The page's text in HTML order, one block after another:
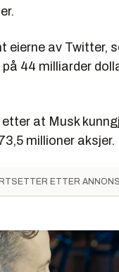
av Twitter,
44 milliarder
at Musk
millioner aksjer.
ETTER